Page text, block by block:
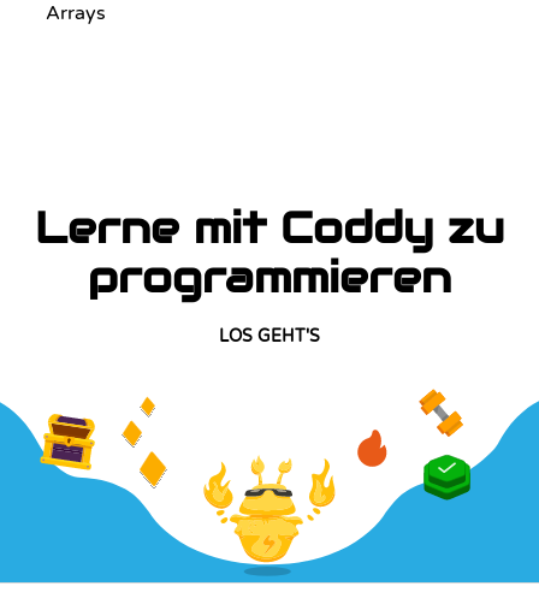
Arrays
Lerne mit Coddy zu
programmieren
LOS GEHT'S